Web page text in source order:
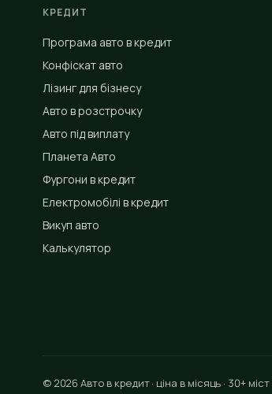
КРЕДИТ
Програма авто в кредит
Конфіскат авто
Лізинг для бізнесу
Авто в розстрочку
Авто під виплату
Планета Авто
Фургони в кредит
Електромобілі в кредит
Викуп авто
Калькулятор
© 2026 Авто в кредит · ціна в місяць · 30+ міст